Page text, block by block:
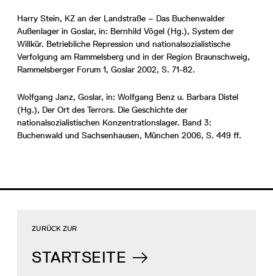
Harry Stein, KZ an der Landstraße – Das Buchenwalder
Außenlager in Goslar, in: Bernhild Vögel (Hg.), System der
Willkür. Betriebliche Repression und nationalsozialistische
Verfolgung am Rammelsberg und in der Region Braunschweig,
Rammelsberger Forum 1, Goslar 2002, S. 71-82.
Wolfgang Janz, Goslar, in: Wolfgang Benz u. Barbara Distel
(Hg.), Der Ort des Terrors. Die Geschichte der
nationalsozialistischen Konzentrationslager. Band 3:
Buchenwald und Sachsenhausen, München 2006, S. 449 ff.
STARTSEITE
ZURÜCK ZUR